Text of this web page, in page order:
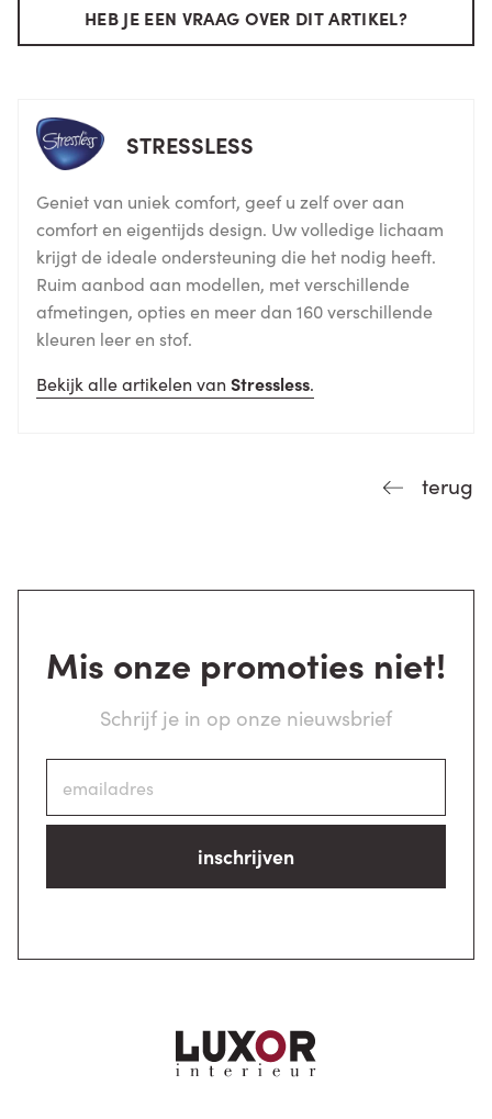
HEB JE EEN VRAAG OVER DIT ARTIKEL?
STRESSLESS
Geniet van uniek comfort, geef u zelf over aan
comfort en eigentijds design. Uw volledige lichaam
krijgt de ideale ondersteuning die het nodig heeft.
Ruim aanbod aan modellen, met verschillende
afmetingen, opties en meer dan 160 verschillende
kleuren leer en stof.
Bekijk alle artikelen van Stressless.
terug
Mis onze promoties niet!
Schrijf je in op onze nieuwsbrief
inschrijven